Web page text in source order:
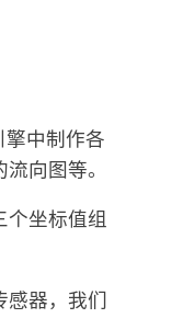
中制作各
向图等。
坐标值组
器，我们